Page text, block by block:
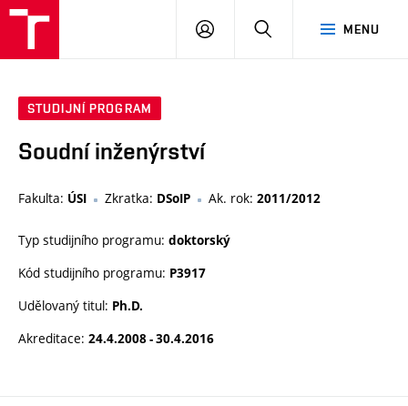
MENU
PŘIHLÁSIT
STUDIJNÍ PROGRAM
Soudní inženýrství
Fakulta: ÚSI Zkratka: DSoIP Ak. rok: 2011/2012
Typ studijního programu: doktorský
Kód studijního programu: P3917
Udělovaný titul: Ph.D.
Akreditace: 24.4.2008 - 30.4.2016